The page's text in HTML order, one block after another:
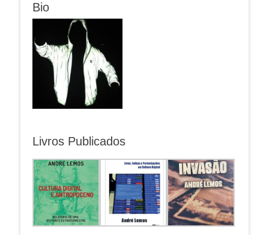
Bio
Livros Publicados